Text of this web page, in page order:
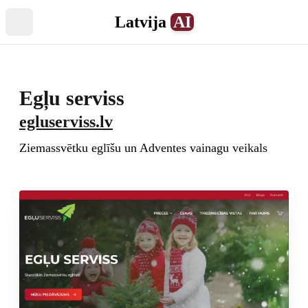
Latvija AI
Egļu serviss
egluserviss.lv
Ziemassvētku eglīšu un Adventes vainagu veikals